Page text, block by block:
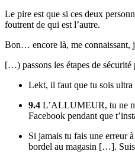
Le pire est que si ces deux
foutrent de qui est l’autre.
Bon… encore là, me connaissant,
[…) passons les étapes de sécurité
Lekt, il faut que tu sois ultra
9.4 L’ALLUMEUR, tu ne
Facebook pendant que
Si jamais tu fais une erreur
bordel au magasin […].